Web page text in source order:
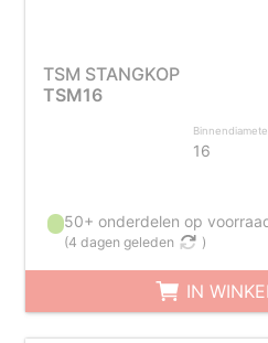
TSM STANGKOP
TSM16
16
50+ onderdelen op
(4 dagen geleden )
IN